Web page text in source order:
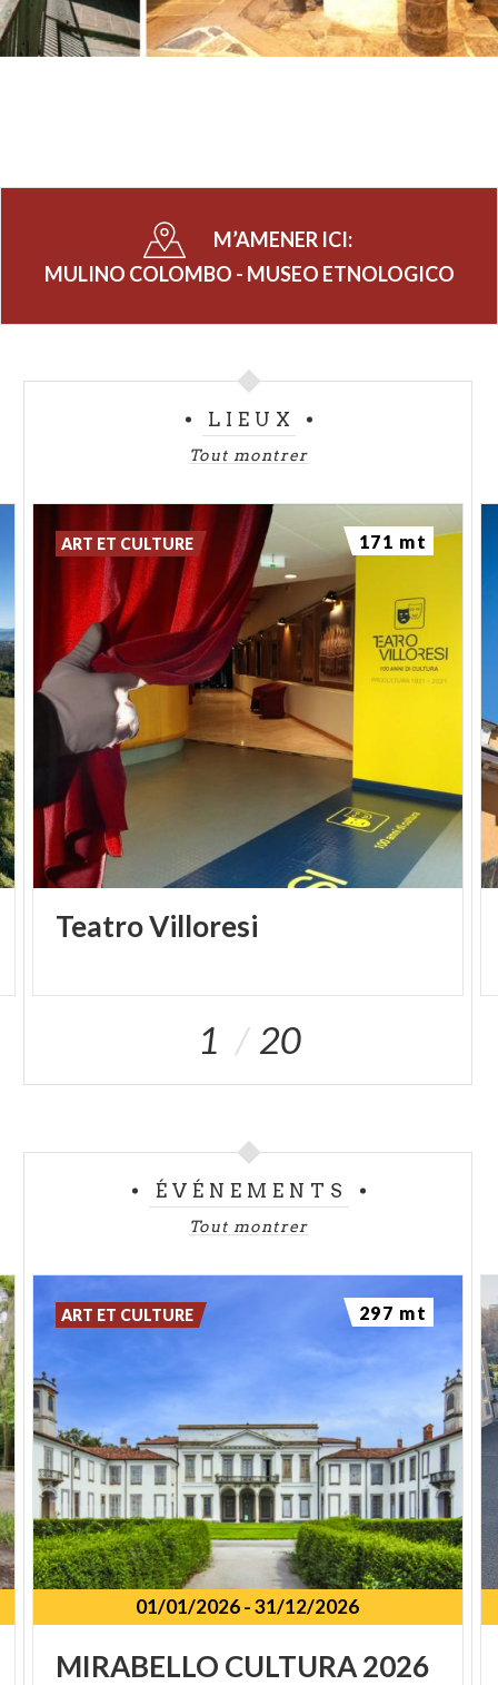
M’AMENER ICI:
MULINO COLOMBO - MUSEO ETNOLOGICO
LIEUX
Tout montrer
TeatroVilloresi
ART ET CULTURE 171 mt
1 20
ÉVÉNEMENTS
Tout montrer
01/01/2026-31/12/2026
MIRABELLO CULTURA2026
ART ET CULTURE 297 mt